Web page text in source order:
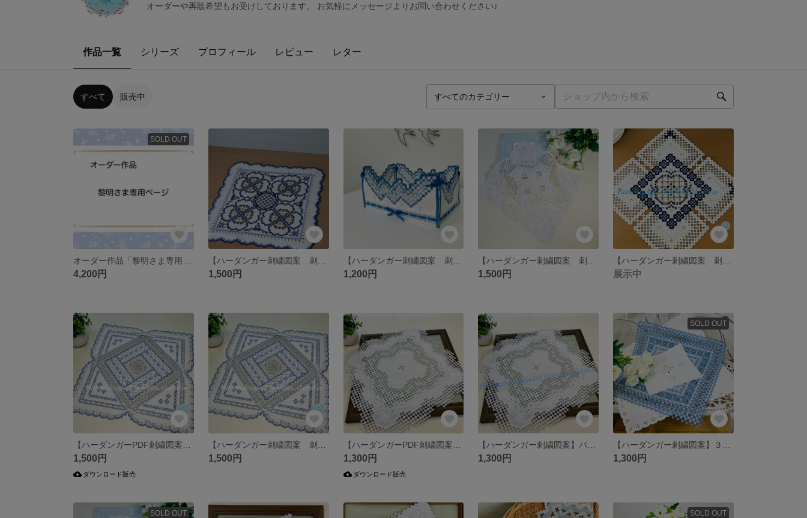
オーダーや再販希望もお受けしております。 お気軽にメッセージよりお問い合わせください♪
作品一覧 シリーズ プロフィール レビュー レター
すべて 販売中
SOLD OUT
4,200円 1,500円 1,200円 1,500円 展示中
1,500円
ダウンロード販売
1,500円 1,300円
ダウンロード販売
1,300円
SOLD OUT
1,300円
SOLD OUT SOLD OUT